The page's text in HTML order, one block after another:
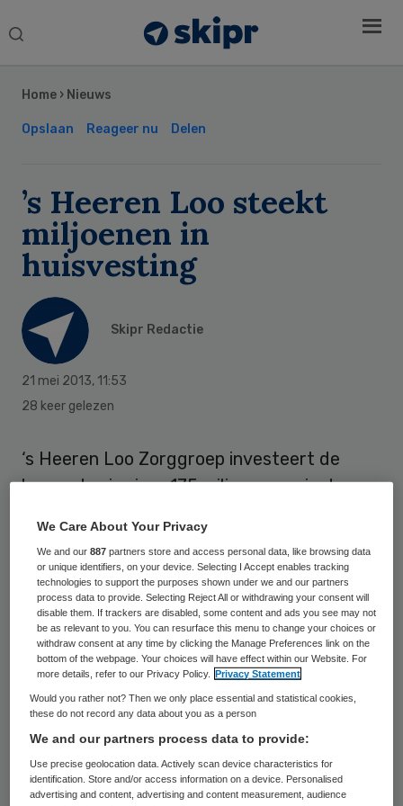
Search
Home › Nieuws
Opslaan Reageer nu Delen
’s Heeren Loo steekt
miljoenen in
huisvesting
Skipr Redactie
21 mei 2013, 11:53
28 keer gelezen
‘s Heeren Loo Zorggroep investeert de
komende vier jaar 175 miljoen euro in de
mensen met een verstandelijke beperking.
De hiermee gemoeide lening wordt
beschikbaar gesteld door een consortium
van ABN Amro, ING en BNG Bank.
De investeringen in vastgoed zijn
noodzakelijk omdat veel huisvesting
inmiddels gedateerd is, zo laat de ‘s Heeren
Loo Groep in een persbericht weten. Net als
andere instellingen in de verstandelijke
gehandicaptenzorg kan ’s Heeren Loo, met
Sidebar
We Care About Your Privacy
We and our887 partners store and access personal data, like browsing data
or unique identifiers, on your device. Selecting I Accept enables tracking
technologies to support the purposes shown under we and our partners
process data to provide. Selecting Reject All or withdrawing your consent will
disable them. If trackers are disabled, some content and ads you see may not
be as relevant to you. You can resurface this menu to change your choices or
withdraw consent at any time by clicking the Manage Preferences link on the
bottom of the webpage. Your choices will have effect within our Website. For
more details, refer to our Privacy Policy.
Privacy Statement
Would you rather not? Then we only place essential and statistical cookies,
these do not record any data about you as a person
We and our partners process data to provide:
Use precise geolocation data. Actively scan device characteristics for
identification. Store and/or access information on a device. Personalised
advertising and content, advertising and content measurement, audience